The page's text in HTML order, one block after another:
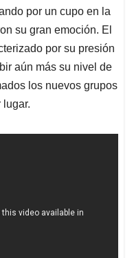
por un cupo en la
su gran emoción. El
por su presión
aún más su nivel de
los nuevos grupos
lugar.